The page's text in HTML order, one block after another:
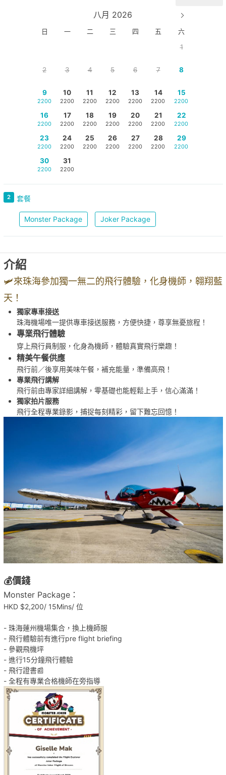
八月 2026
日 一 二 三 四 五
六
1
2 3 4 5 6 7 8
9
2200
10
2200
11
2200
12
2200
13
2200
14
2200
15
2200
16
2200
17
2200
18
2200
19
2200
20
2200
21
2200
22
2200
23
2200
24
2200
25
2200
26
2200
27
2200
28
2200
29
2200
30
2200
31
2200
2 套餐
Monster Package Joker Package
介紹
🛩️來珠海參加獨一無二的飛行體驗，化身機師，翱翔藍
天！
獨家專車接送
珠海機場唯一提供專車接送服務，方便快捷，尊享無憂旅程！
專業飛行體驗
穿上飛行員制服，化身為機師，體驗真實飛行樂趣！
精美午餐供應
飛行前／後享用美味午餐，補充能量，準備高飛！
專業飛行講解
飛行前由專家詳細講解，零基礎也能輕鬆上手，信心滿滿！
獨家拍片服務
飛行全程專業錄影，捕捉每刻精彩，留下難忘回憶！
💰價錢
Monster Package：
HKD $2,200/ 15Mins/ 位
- 珠海蓮州機場集合，換上機師服
- 飛行體驗前有進行pre flight briefing
- 參觀飛機坪
- 進行15分鐘飛行體驗
- 飛行證書📰
- 全程有專業合格機師在旁指導